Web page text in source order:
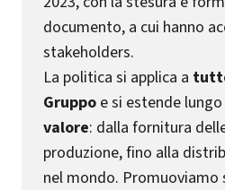
documento, a cui hanno
stakeholders.
La politica si applica a
Gruppo e si estende lungo
valore: dalla fornitura
produzione, fino alla
nel mondo.